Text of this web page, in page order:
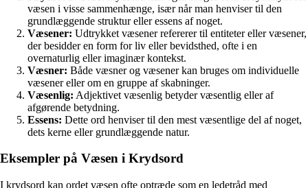
væsen i visse sammenhænge, især når man henviser til den
grundlæggende struktur eller essens af noget.
Væsener: Udtrykket væsener refererer til entiteter eller væsener,
der besidder en form for liv eller bevidsthed, ofte i en
overnaturlig eller imaginær kontekst.
Væsner: Både væsner og væsener kan bruges om individuelle
væsener eller om en gruppe af skabninger.
Væsenlig: Adjektivet væsenlig betyder væsentlig eller af
afgørende betydning.
Essens: Dette ord henviser til den mest væsentlige del af noget,
dets kerne eller grundlæggende natur.
Eksempler på Væsen i Krydsord
I krydsord kan ordet væsen ofte optræde som en ledetråd med